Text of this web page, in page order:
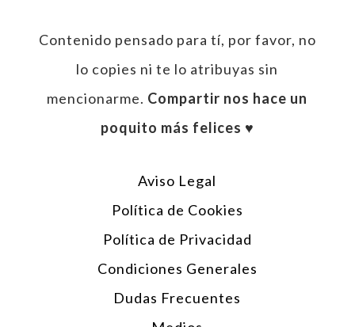
Contenido pensado para tí, por favor, no
lo copies ni te lo atribuyas sin
mencionarme. Compartir nos hace un
poquito más felices ♥︎
Aviso Legal
Política de Cookies
Política de Privacidad
Condiciones Generales
Dudas Frecuentes